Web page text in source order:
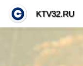
KTV32.RU
Новости